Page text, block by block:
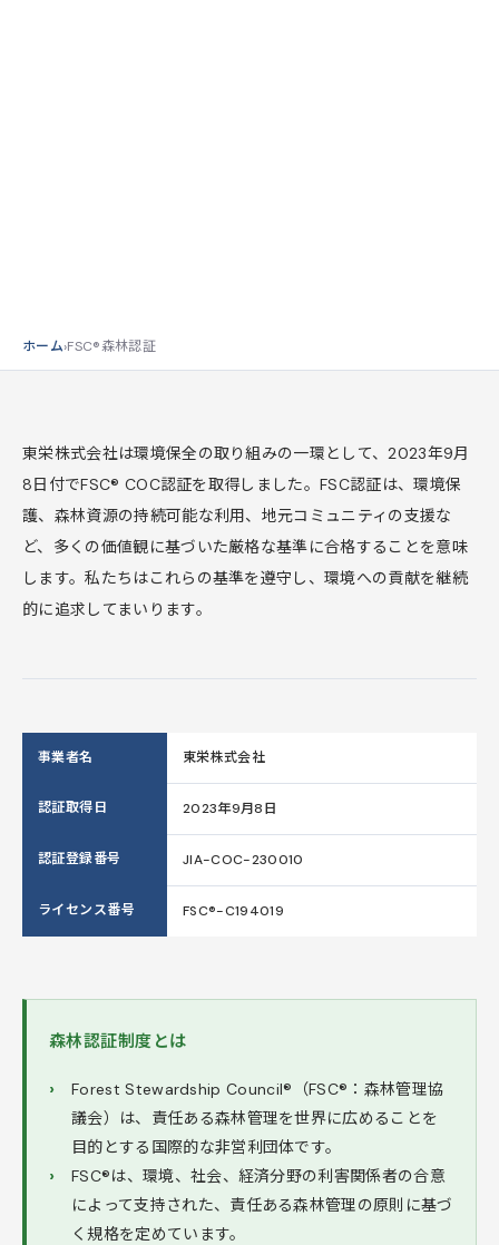
ホーム›FSC®森林認証
東栄株式会社は環境保全の取り組みの一環として、2023年9月
8日付でFSC® COC認証を取得しました。FSC認証は、環境保
護、森林資源の持続可能な利用、地元コミュニティの支援な
ど、多くの価値観に基づいた厳格な基準に合格することを意味
します。私たちはこれらの基準を遵守し、環境への貢献を継続
的に追求してまいります。
事業者名 東栄株式会社
認証取得日 2023年9月8日
認証登録番号 JIA-COC-230010
ライセンス番号 FSC®-C194019
森林認証制度とは
Forest Stewardship Council®（FSC®：森林管理協
議会）は、責任ある森林管理を世界に広めることを
目的とする国際的な非営利団体です。
FSC®は、環境、社会、経済分野の利害関係者の合意
によって支持された、責任ある森林管理の原則に基づ
く規格を定めています。